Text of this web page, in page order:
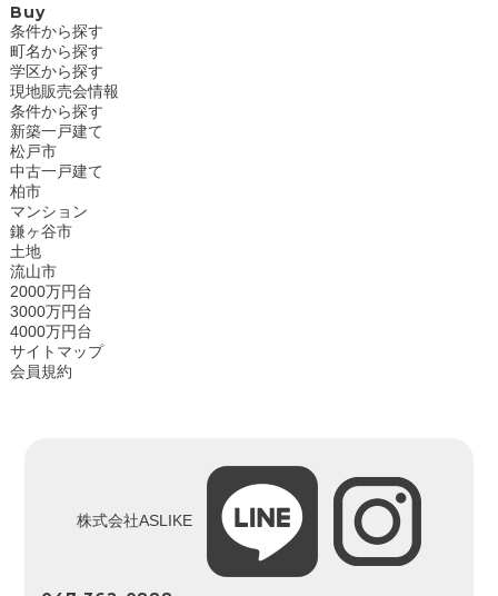
Buy
条件から探す
町名から探す
学区から探す
現地販売会情報
条件から探す
新築一戸建て
松戸市
中古一戸建て
柏市
マンション
鎌ヶ谷市
土地
流山市
2000万円台
3000万円台
4000万円台
サイトマップ
会員規約
株式会社ASLIKE